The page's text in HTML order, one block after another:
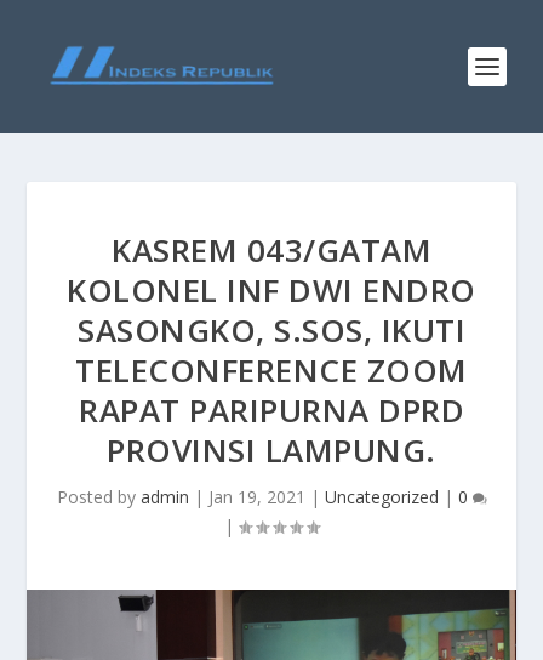
KASREM 043/GATAM
KOLONEL INF DWI ENDRO
SASONGKO, S.SOS, IKUTI
TELECONFERENCE ZOOM
RAPAT PARIPURNA DPRD
PROVINSI LAMPUNG.
Posted by admin | Jan 19, 2021 | Uncategorized | 0
|